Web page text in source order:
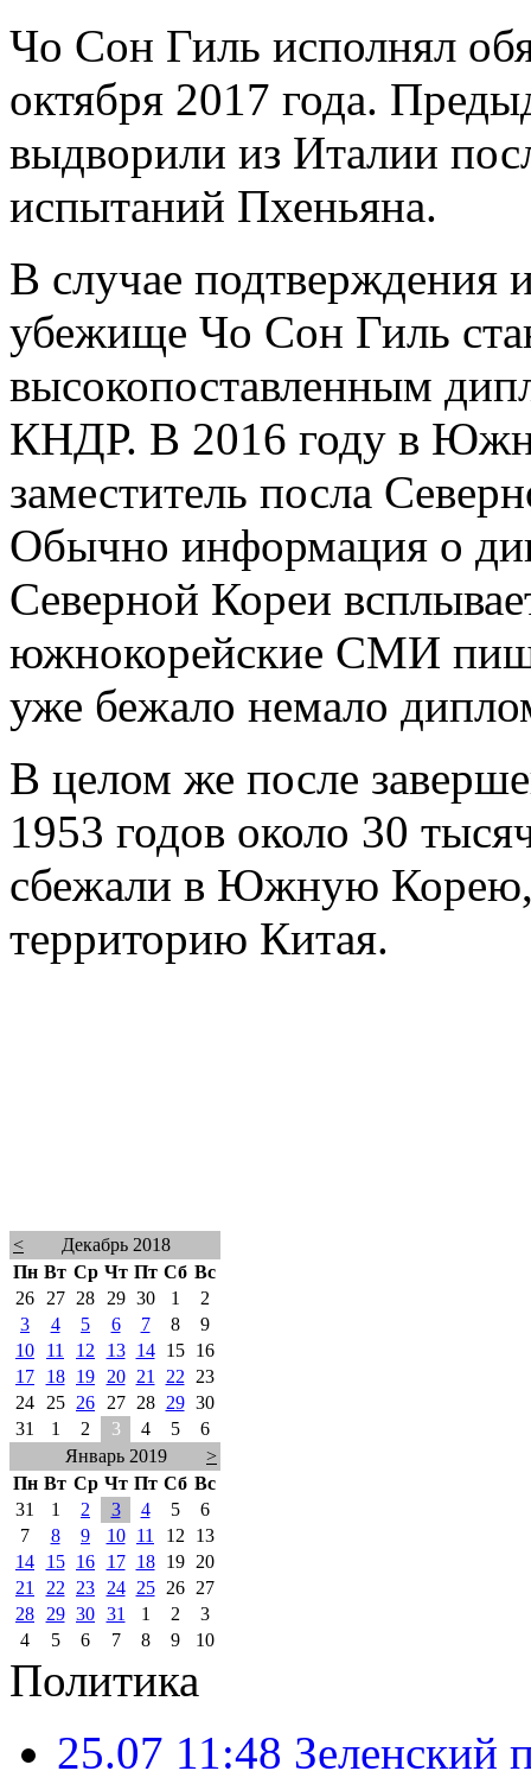
Чо Сон Гиль исполнял
октября 2017 года.
выдворили из Италии
испытаний Пхеньяна.
В случае подтверждения
убежище Чо Сон Гиль
высокопоставленным
КНДР. В 2016 году в
заместитель посла
Обычно информация о
Северной Кореи
южнокорейские СМИ
уже бежало немало
В целом же после
1953 годов около 30
сбежали в Южную
территорию Китая.
<
Декабрь 2018
Пн Вт Ср Чт Пт Сб Вс
26
27 28 29 30 1
2
3
4 5 6 7 8
9
10
11 12 13 14 15
16
17
18 19 20 21 22
23
24
25 26 27 28 29 30
31
1 2 3 4 5
6
Январь 2019
>
Пн Вт Ср Чт Пт Сб Вс
31
1 2 3 4 5
6
7
8 9 10 11 12
13
14
15 16 17 18 19
20
21
22 23 24 25 26
27
28
29 30 31 1 2
3
4
5 6 7 8 9 10
Политика
25.07 11:48 Зеленский